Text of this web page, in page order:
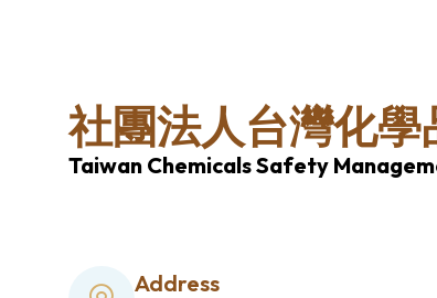
社團法人台灣化
Taiwan Chemicals Safety
Address